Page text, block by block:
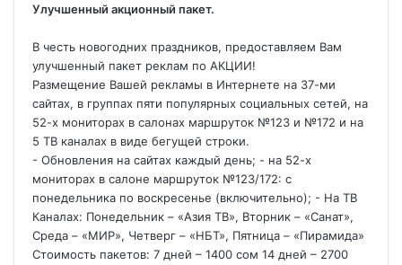
Улучшенный акционный пакет.
В честь новогодних праздников, предоставляем Вам
улучшенный пакет реклам по АКЦИИ!
Размещение Вашей рекламы в Интернете на 37-ми
сайтах, в группах пяти популярных социальных сетей, на
52-х мониторах в салонах маршруток №123 и №172 и на
5 ТВ каналах в виде бегущей строки.
- Обновления на сайтах каждый день; - на 52-х
мониторах в салоне маршруток №123/172: с
понедельника по воскресенье (включительно); - На ТВ
Каналах: Понедельник – «Азия ТВ», Вторник – «Санат»,
Среда – «МИР», Четверг – «НБТ», Пятница – «Пирамида»
Стоимость пакетов: 7 дней – 1400 сом 14 дней – 2700